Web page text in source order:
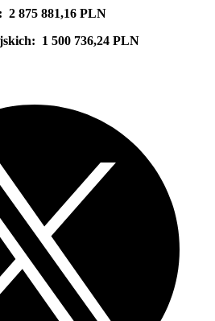
2 875 881,16 PLN
1 500 736,24 PLN